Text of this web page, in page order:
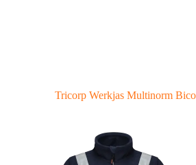
Tricorp Werkjas Multinorm